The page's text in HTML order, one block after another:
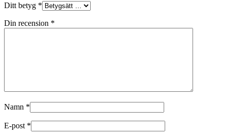
Ditt betyg *
Din recension *
Namn *
E-post *